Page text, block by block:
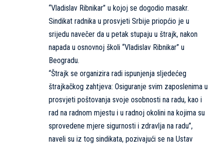
“Vladislav Ribnikar” u kojoj se dogodio masakr.
Sindikat radnika u prosvjeti Srbije priopćio je u
srijedu navečer da u petak stupaju u štrajk, nakon
napada u osnovnoj školi “Vladislav Ribnikar” u
Beogradu.
“Štrajk se organizira radi ispunjenja sljedećeg
štrajkačkog zahtjeva: Osiguranje svim zaposlenima u
prosvjeti poštovanja svoje osobnosti na radu, kao i
rad na radnom mjestu i u radnoj okolini na kojima su
sprovedene mjere sigurnosti i zdravlja na radu”,
naveli su iz tog sindikata, pozivajući se na Ustav